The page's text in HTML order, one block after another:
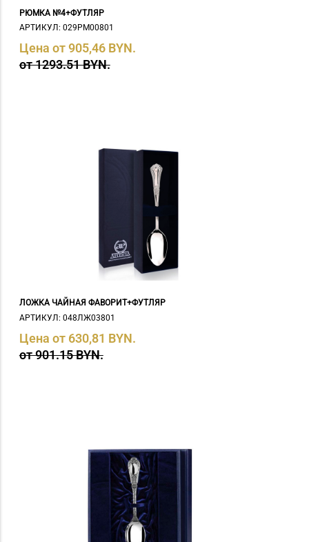
РЮМКА №4+ФУТЛЯР
АРТИКУЛ: 029РМ00801
Цена от 905,46 BYN.
от 1293.51 BYN.
ЛОЖКА ЧАЙНАЯ ФАВОРИТ+ФУТЛЯР
АРТИКУЛ: 048ЛЖ03801
Цена от 630,81 BYN.
от 901.15 BYN.